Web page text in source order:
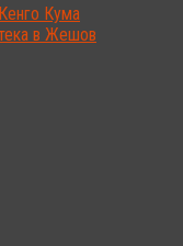
Кума
в Жешов